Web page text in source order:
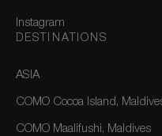
Instagram
DESTINATIONS
ASIA
COMO Cocoa Island,
COMO Maalifushi, Maldives